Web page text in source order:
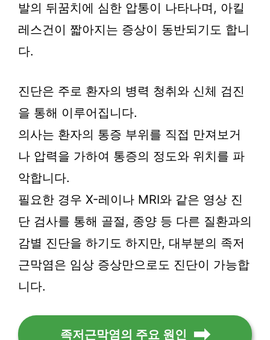
발의 뒤꿈치에 심한 압통이 나타나며, 아킬
레스건이 짧아지는 증상이 동반되기도 합니
다.
진단은 주로 환자의 병력 청취와 신체 검진
을 통해 이루어집니다.
의사는 환자의 통증 부위를 직접 만져보거
나 압력을 가하여 통증의 정도와 위치를 파
악합니다.
필요한 경우 X-레이나 MRI와 같은 영상 진
단 검사를 통해 골절, 종양 등 다른 질환과의
감별 진단을 하기도 하지만, 대부분의 족저
근막염은 임상 증상만으로도 진단이 가능합
니다.
족저근막염의 주요 원인